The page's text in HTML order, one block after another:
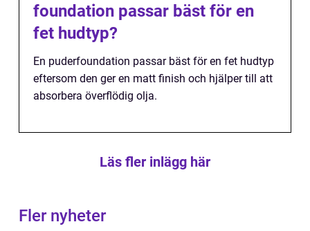
foundation passar bäst för en
fet hudtyp?
En puderfoundation passar bäst för en fet hudtyp
eftersom den ger en matt finish och hjälper till att
absorbera överflödig olja.
Läs fler inlägg här
Fler nyheter